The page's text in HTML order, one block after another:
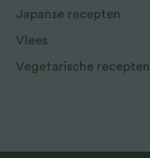
Japanse recepten
Vlees
Vegetarische recepten